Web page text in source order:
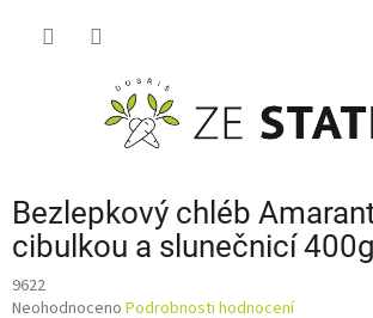
Bezlepkový chléb
cibulkou a slunečnicí
9622
Průměrné
Neohodnoceno Podrobnosti hodnocení